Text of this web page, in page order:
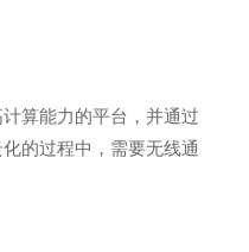
算能力的平台，并通过
的过程中，需要无线通